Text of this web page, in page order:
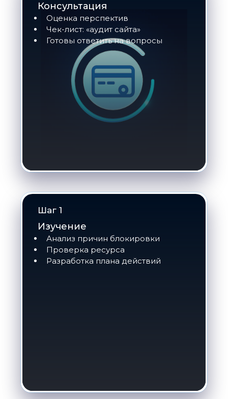
Консультация
Оценка перспектив
Чек-лист: «аудит сайта»
Готовы ответить на вопросы
Шаг 1
Изучение
Анализ причин блокировки
Проверка ресурса
Разработка плана действий